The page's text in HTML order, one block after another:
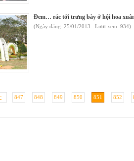
Đem… rác tới trưng bày ở hội hoa
(Ngày đăng: 25/01/2013 Lượt xem: 934)
847 848 849 850 851 852